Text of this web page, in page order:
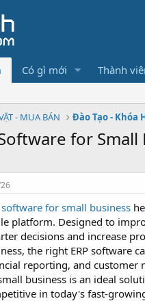
Có gì mới Thành
- MUA BÁN Đào Tạo - Khóa
for Small
software for small business
platform. Designed to
decisions and increase
the right ERP software
reporting, and customer
business is an ideal
in today's fast-